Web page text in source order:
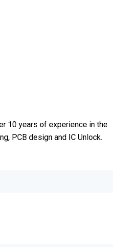
10 years of experience in the
PCB design and IC Unlock.